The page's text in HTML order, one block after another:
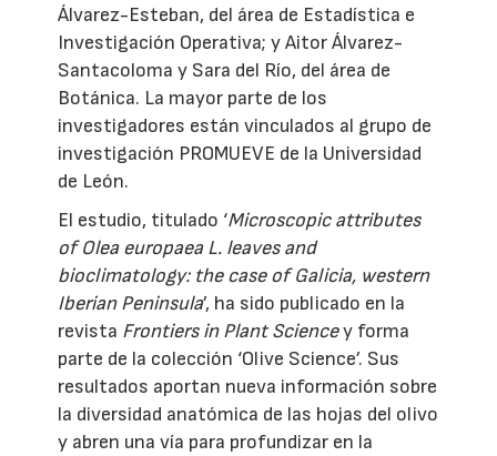
Álvarez-Esteban, del área de Estadística e
Investigación Operativa; y Aitor Álvarez-
Santacoloma y Sara del Río, del área de
Botánica. La mayor parte de los
investigadores están vinculados al grupo de
investigación PROMUEVE de la Universidad
de León.
El estudio, titulado ‘Microscopic attributes
of Olea europaea L. leaves and
bioclimatology: the case of Galicia, western
Iberian Peninsula’, ha sido publicado en la
revista Frontiers in Plant Sciencey forma
parte de la colección ‘Olive Science’. Sus
resultados aportan nueva información sobre
la diversidad anatómica de las hojas del olivo
y abren una vía para profundizar en la